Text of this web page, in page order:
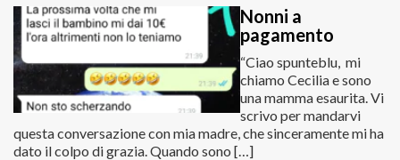
Nonni a
pagamento
“Ciao spunteblu, mi
chiamo Cecilia e sono
una mamma esaurita. Vi
scrivo per mandarvi
questa conversazione con mia madre, che sinceramente mi ha
dato il colpo di grazia. Quando sono […]